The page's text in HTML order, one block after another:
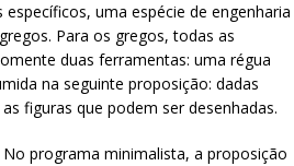
uma espécie de engenharia
Para os gregos, todas as
duas ferramentas: uma régua
na seguinte proposição: dadas
figuras que podem ser desenhadas.
programa minimalista, a proposição